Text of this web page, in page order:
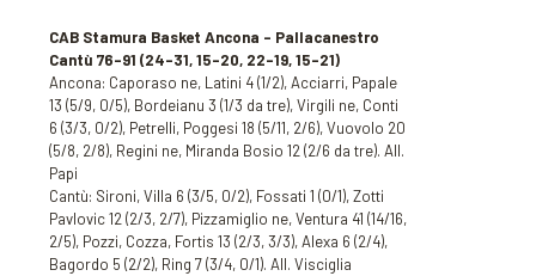
CAB Stamura Basket Ancona – Pallacanestro
Cantù 76-91 (24-31, 15-20, 22-19, 15-21)
Ancona: Caporaso ne, Latini 4 (1/2), Acciarri, Papale
13 (5/9, 0/5), Bordeianu 3 (1/3 da tre), Virgili ne, Conti
6 (3/3, 0/2), Petrelli, Poggesi 18 (5/11, 2/6), Vuovolo 20
(5/8, 2/8), Regini ne, Miranda Bosio 12 (2/6 da tre). All.
Papi
Cantù: Sironi, Villa 6 (3/5, 0/2), Fossati 1 (0/1), Zotti
Pavlovic 12 (2/3, 2/7), Pizzamiglio ne, Ventura 41 (14/16,
2/5), Pozzi, Cozza, Fortis 13 (2/3, 3/3), Alexa 6 (2/4),
Bagordo 5 (2/2), Ring 7 (3/4, 0/1). All. Visciglia